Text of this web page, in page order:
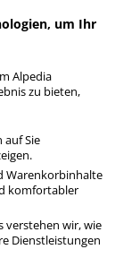
mit
in bester
mit unserer
Din Lang
um Ihr
Alpedia
zu bieten,
auf Sie
Warenkorbinhalte
komfortabler
verstehen wir, wie
Dienstleistungen